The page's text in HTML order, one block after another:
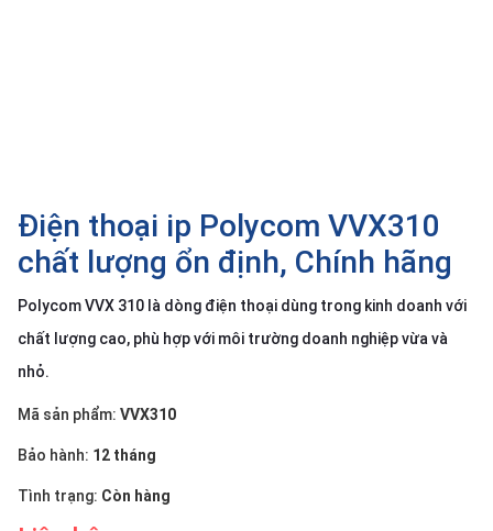
Điện thoại ip Polycom VVX310
chất lượng ổn định, Chính hãng
Polycom VVX 310 là dòng điện thoại dùng trong kinh doanh với
chất lượng cao, phù hợp với môi trường doanh nghiệp vừa và
nhỏ.
Mã sản phẩm: VVX310
Bảo hành: 12 tháng
Tình trạng: Còn hàng
pháp
Dịch
vụ
Hỗ
Tin
Liên
thiệu